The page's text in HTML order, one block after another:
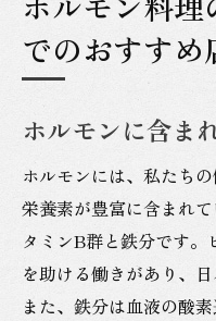
でのおすすめ
ホルモンに含ま
ホルモンには、私たち
栄養素が豊富に含まれ
タミンB群と鉄分です
を助ける働きがあり、
また、鉄分は血液の酸